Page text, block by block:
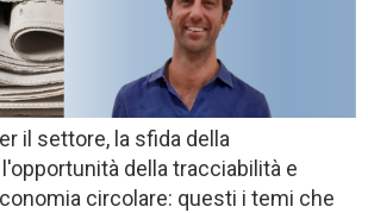
il settore, la sfida della
della tracciabilità e
circolare: questi i temi che